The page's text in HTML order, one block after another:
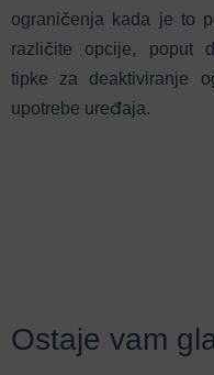
ograničenja kada je to
različite opcije, poput
tipke za deaktiviranje
upotrebe uređaja.
Ostaje vam